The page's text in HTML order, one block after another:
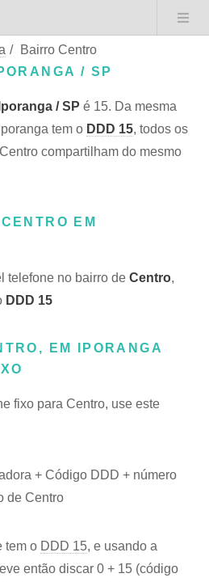
/
Bairro Centro
/ SP
/ SP é 15. Da mesma
tem o DDD 15, todos os
compartilham do mesmo
EM
telefone no bairro de Centro,
DDD 15
EM IPORANGA
fixo para Centro, use este
+ Código DDD + número
de Centro
tem o DDD 15, e usando a
então discar 0 + 15 (código